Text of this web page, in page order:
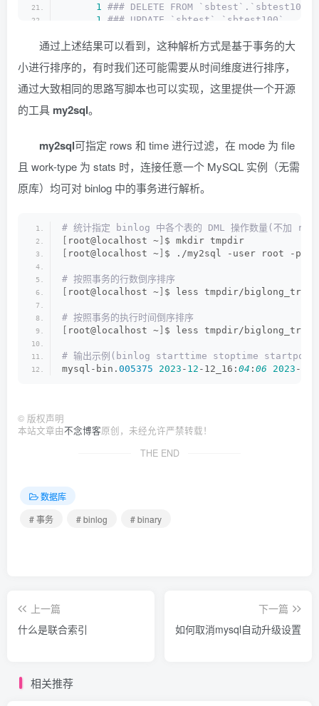
1 ### DELETE FROM `sbtest`.`sbtest100`
1
### UPDATE `sbtest`.`sbtest100`
通过上述结果可以看到，这种解析方式是基于事务的大
小进行排序的，有时我们还可能需要从时间维度进行排序，
通过大致相同的思路写脚本也可以实现，这里提供一个开源
的工具 my2sql。
my2sql可指定 rows 和 time 进行过滤，在 mode 为 file
且 work-type 为 stats 时，连接任意一个 MySQL 实例（无需
原库）均可对 binlog 中的事务进行解析。
# 统计指定 binlog 中各个表的 DML 操作数量(不加
root@localhost ~ $ mkdir tmpdir
root@localhost ~ $ ./my2sql -user root -
# 按照事务的行数倒序排序
root@localhost ~ $ less tmpdir/biglong_trx.
# 按照事务的执行时间倒序排序
root@localhost ~ $ less tmpdir/biglong_trx.
# 输出示例(binlog starttime stoptime startpos
mysql-bin. 005375 2023 - 12 -12_16: 04 : 06 2023 -
© 版权声明
本站文章由不念博客原创，未经允许严禁转载！
THE END
数据库
# 事务
# binlog # binary
上一篇
什么是联合索引
下一篇
如何取消mysql自动升级设置
相关推荐